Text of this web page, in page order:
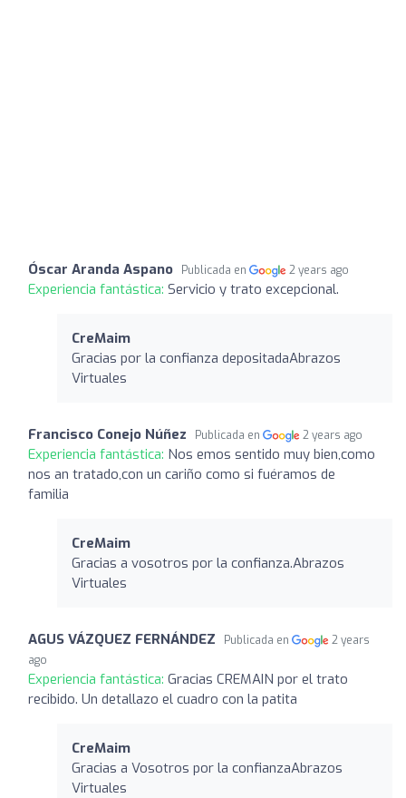
Óscar Aranda Aspano Publicada en 2 years ago
Experiencia fantástica: Servicio y trato excepcional.
CreMaim
Gracias por la confianza depositadaAbrazos
Virtuales
Francisco Conejo Núñez Publicada en 2 years ago
Experiencia fantástica: Nos emos sentido muy bien,como
nos an tratado,con un cariño como si fuéramos de
familia
CreMaim
Gracias a vosotros por la confianza.Abrazos
Virtuales
AGUS VÁZQUEZ FERNÁNDEZ Publicada en
2 years
ago
Experiencia fantástica: Gracias CREMAIN por el trato
recibido. Un detallazo el cuadro con la patita
CreMaim
Gracias a Vosotros por la confianzaAbrazos
Virtuales